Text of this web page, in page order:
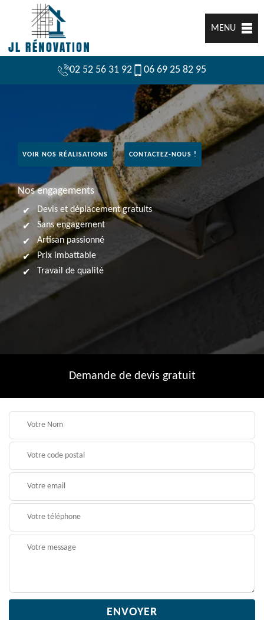
MENU
02 52 56 31 92 06 69 25 82 95
VOIR NOS RÉALISATIONS CONTACTEZ-NOUS !
Nos engagements
Devis et déplacement gratuits
Sans engagement
Artisan passionné
Prix imbattable
Travail de qualité
Demande de devis gratuit